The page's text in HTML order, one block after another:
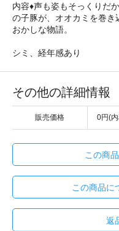
内容♦声も姿もそっくりだ
の子豚が、オオカミを巻き
おかしな物語。
シミ、経年感あり
その他の詳細情報
販売価格 0円(
この商
この商品に
返